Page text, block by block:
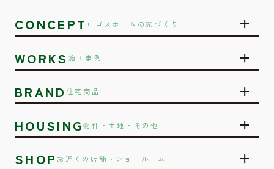
CONCEPT ロゴスホームの家づくり
WORKS 施工事例
BRAND 住宅商品
HOUSING物件・土地・その他
SHOP お近くの店舗・ショールーム